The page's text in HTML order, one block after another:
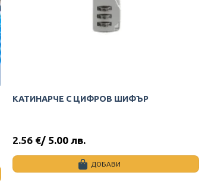
КАТИНАРЧЕ С ЦИФРОВ ШИФЪР
2.56 €/ 5.00 лв.
ДОБАВИ